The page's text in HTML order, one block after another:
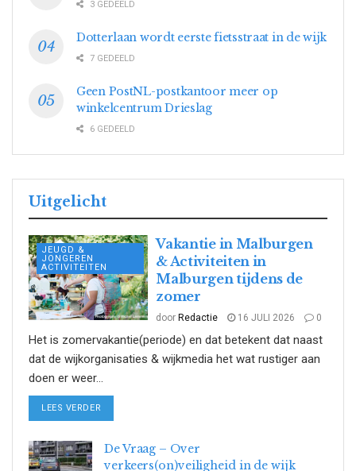
3 GEDEELD
Dotterlaan wordt eerste fietsstraat in de wijk
7 GEDEELD
Geen PostNL-postkantoor meer op
winkelcentrum Drieslag
6 GEDEELD
Uitgelicht
JEUGD &
JONGEREN
ACTIVITEITEN
Vakantie in Malburgen
& Activiteiten in
Malburgen tijdens de
zomer
door Redactie 16 JULI 2026 0
Het is zomervakantie(periode) en dat betekent dat naast
dat de wijkorganisaties & wijkmedia het wat rustiger aan
doen er weer...
LEES VERDER
De Vraag – Over
verkeers(on)veiligheid in de wijk